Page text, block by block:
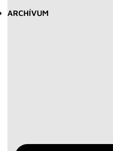
ARCHÍVUM